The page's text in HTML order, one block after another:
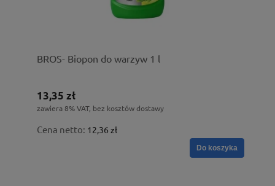
BROS- Biopon do warzyw 1 l
13,35 zł
zawiera 8% VAT, bez kosztów dostawy
Cena netto: 12,36 zł
Do koszyka